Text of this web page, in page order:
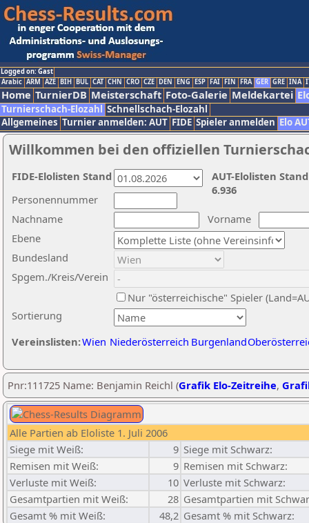
Logged on: Gast
Arabic ARM AZE BIH BUL CAT CHN CRO CZE DEN ENG ESP FAI FIN FRA GER GRE INA
Home TurnierDB Meisterschaft Foto-Galerie Meldekartei
Turnierschach-Elozahl Schnellschach-Elozahl
Allgemeines Turnier anmelden: AUT FIDE Spieler anmelden Elo
Willkommen bei den offiziellen
Nachname
Vorname
Ebene
Sortierung
Personennummer
Bundesland
Spgem./Kreis/Verein
Nur "österreichische" Spieler
Vereinslisten:Wien Niederösterreich Burgenland
AUT-Elolisten
6.936
FIDE-Elolisten Stand
Pnr:111725 Name: Benjamin Reichl (Grafik Elo-Zeitreihe,
Alle Partien ab Eloliste 1. Juli 2006
Siege mit Weiß:
9 Siege mit Schwarz:
Remisen mit Weiß:
9 Remisen mit Schwarz:
Verluste mit Weiß:
10 Verluste mit Schwarz:
Gesamtpartien mit Weiß:
28 Gesamtpartien mit
Gesamt % mit Weiß:
48,2 Gesamt % mit Schwarz: